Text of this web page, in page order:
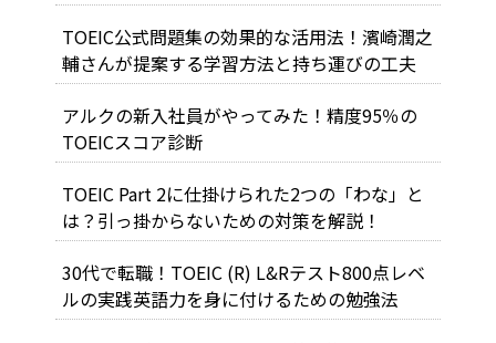
TOEIC公式問題集の効果的な活用法！濱崎潤之
輔さんが提案する学習方法と持ち運びの工夫
アルクの新入社員がやってみた！精度95％の
TOEICスコア診断
TOEIC Part 2に仕掛けられた2つの「わな」と
は？引っ掛からないための対策を解説！
30代で転職！TOEIC (R) L&Rテスト800点レベ
ルの実践英語力を身に付けるための勉強法